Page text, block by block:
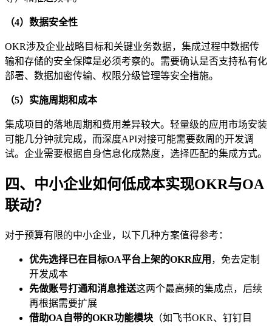
（4）数据安全性
OKR涉及企业战略目标和关键业务数据，集成过程中数据传
输和存储的安全保障是必须考察的。需要确认是否支持私有化
部署、数据加密传输、权限分级管理等安全措施。
（5）实施周期和成本
集成项目的落地周期和费用差异较大。轻量级的应用市场安装
可能几分钟就完成，而深度API对接可能需要数周的开发调
试。企业需要根据自身信息化成熟度，选择匹配的集成方式。
四、中小企业如何低成本实现OKR与OA
联动？
对于预算有限的中小企业，以下几种方案值得参考：
优先选择已在目标OA平台上架的OKR应用 ，免去定制
开发成本
先做账号打通和消息推送这两个最高频的集成点，后续
再根据需要扩展
借助OA自带的OKR功能模块 （如飞书OKR、钉钉目